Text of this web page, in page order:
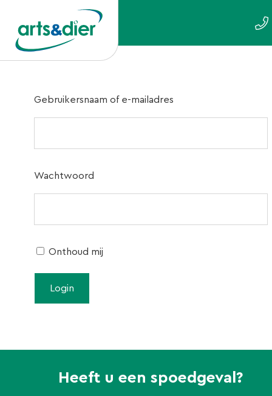
Gebruikersnaam of e-mailadres
Wachtwoord
Onthoud mij
Heeft u een spoedgeval?